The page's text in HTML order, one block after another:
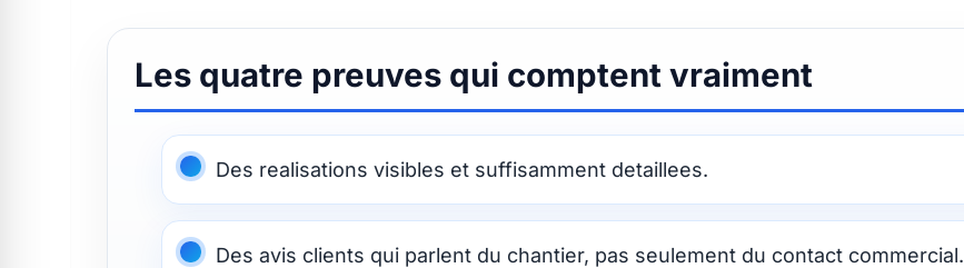
Les quatre preuves qui comptent vraiment
Des realisations visibles et suffisamment detaillees.
Des avis clients qui parlent du chantier, pas seulement du contact commercial.